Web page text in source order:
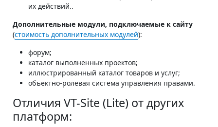
их действий..
Дополнительные модули, подключаемые к сайту
(стоимость дополнительных модулей):
форум;
каталог выполненных проектов;
иллюстрированный каталог товаров и услуг;
объектно-ролевая система управления правами.
Отличия VT-Site (Lite) от других
платформ: